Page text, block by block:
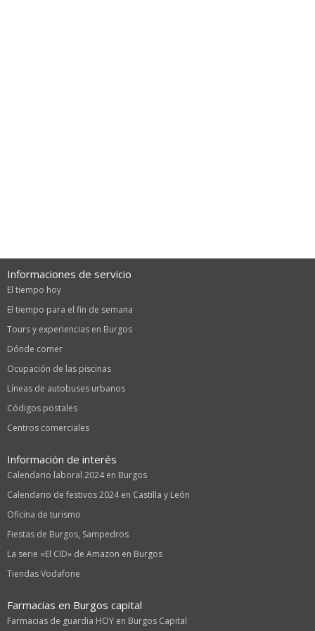
Informaciones de servicio
El tiempo hoy
El tiempo para el fin de semana
Tours y experiencias en Burgos
Dónde comer
Ocupación de las piscinas
Líneas de autobuses urbanos
Códigos postales
Centros comerciales
Información de interés
Calendario laboral 2024 en Burgos
Calendario de festivos 2024 en Castilla y León
Oficina de turismo
Fiestas de Burgos, Sampedros
La serie «El CID» de Amazon en Burgos
Tiendas Vodafone
Farmacias en Burgos capital
Farmacias de guardia HOY en Burgos Capital